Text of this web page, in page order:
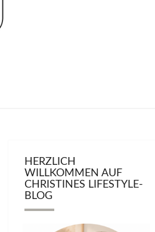
HERZLICH
WILLKOMMEN AUF
CHRISTINES LIFESTYLE-
BLOG